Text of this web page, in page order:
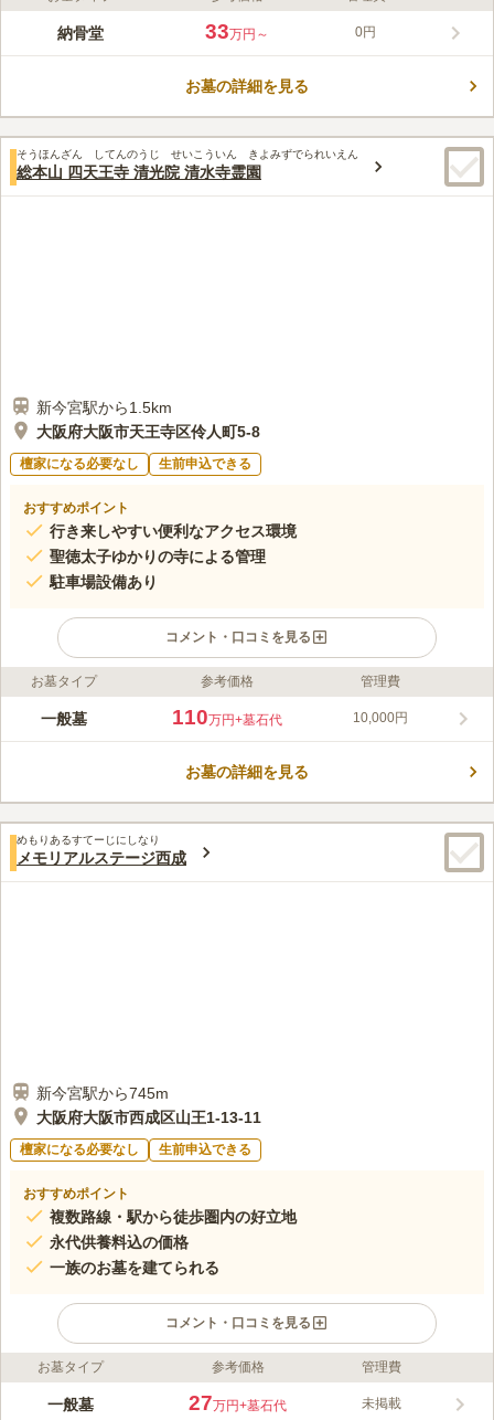
ライフドット編集部のコメント
泰聖寺釈迦納骨堂は、300年以上前に建立された名刹「泰聖寺」
かな装飾が圧倒的な存在感を放っています。宗教・宗旨・宗派は
ることができます。立地は四天王寺夕陽丘と恵美須町駅から近
く、便利な場所にあります。
口コミ評価
みんなの評価
3.8 口コミ 件
40代男性
周辺に何もないような感じなので 行く時には花の準備をしてい
納骨堂 33万円～ 0円
お墓の詳細を見る
そうほんざん してんのうじ せいこういん きよみずでられいえん
総本山 四天王寺 清光院 清水寺霊園
新今宮駅から1.5km
大阪府大阪市天王寺区伶人町5-8
檀家になる必要なし 生前申込できる
おすすめポイント
行き来しやすい便利なアクセス環境
聖徳太子ゆかりの寺による管理
駐車場設備あり
コメント・口コミを見る
ライフドット編集部のコメント
四天王寺支院で、古き良き雰囲気が穏やかに苑内を包む空間で
できる霊園です。夕日や滝の名所としても有名です。摂津国八十
ことなく申し込むことが可能です。霊園を管理する清水寺がには
十一面千手観世音が本尊として安置されています。お参りする方
をいつでも穏やかに見守ってくれるでしょう。
口コミ評価
みんなの評価
4.0
60代男性
四天王寺の近くなのでお花、仏具などのお店はある。食事処も十
お墓タイプ 参考価格 管理費
一般墓 110万円+墓石代 10,000円
お墓の詳細を見る
めもりあるすてーじにしなり
メモリアルステージ西成
新今宮駅から745m
大阪府大阪市西成区山王1-13-11
檀家になる必要なし 生前申込できる
おすすめポイント
複数路線・駅から徒歩圏内の好立地
永代供養料込の価格
一族のお墓を建てられる
コメント・口コミを見る
ライフドット編集部のコメント
メモリアルステージ西成は、大阪府大阪市西成区にある寺院墓地
お墓タイプ 参考価格 管理費
一般墓 27万円+墓石代 未掲載